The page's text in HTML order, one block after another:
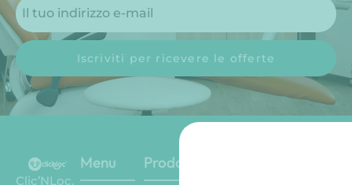
Iscriviti per ricevere le offerte
Clic’NLoc,
Menu Prodotti